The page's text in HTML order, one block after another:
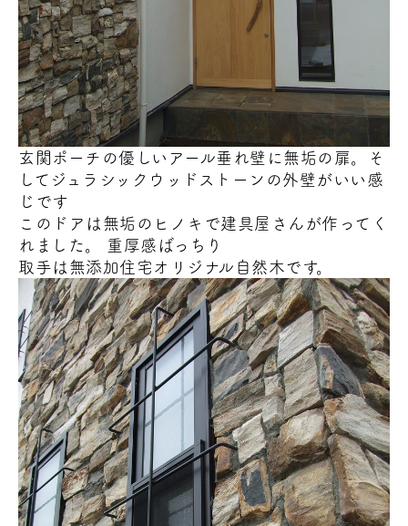
玄関ポーチの優しいアール垂れ壁に無垢の扉。そ
してジュラシックウッドストーンの外壁がいい感
じです
このドアは無垢のヒノキで建具屋さんが作ってく
れました。 重厚感ばっちり
取手は無添加住宅オリジナル自然木です。